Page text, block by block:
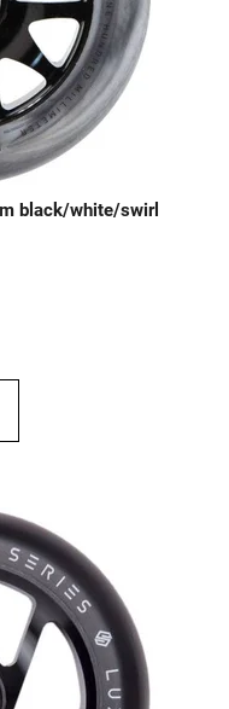
black/white/swirl